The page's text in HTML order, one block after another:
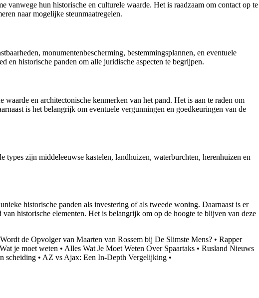
vanwege hun historische en culturele waarde. Het is raadzaam om contact op te
naar mogelijke steunmaatregelen.
monumentenbescherming, bestemmingsplannen, en eventuele
en historische panden om alle juridische aspecten te begrijpen.
en architectonische kenmerken van het pand. Het is aan te raden om
is het belangrijk om eventuele vergunningen en goedkeuringen van de
zijn middeleeuwse kastelen, landhuizen, waterburchten, herenhuizen en
historische panden als investering of als tweede woning. Daarnaast is er
historische elementen. Het is belangrijk om op de hoogte te blijven van deze
de Opvolger van Maarten van Rossem bij De Slimste Mens? • Rapper
je moet weten • Alles Wat Je Moet Weten Over Spaartaks • Rusland Nieuws
scheiding • AZ vs Ajax: Een In-Depth Vergelijking •